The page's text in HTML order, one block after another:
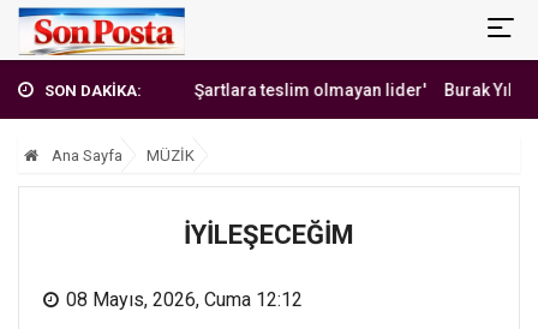
SON DAKİKA:
'Erbakan Hoca: Şartlara teslim olmayan lider' Burak Yılmaz'dan
Ana Sayfa MÜZİK
İYİLEŞECEĞİM
08 Mayıs, 2026, Cuma 12:12